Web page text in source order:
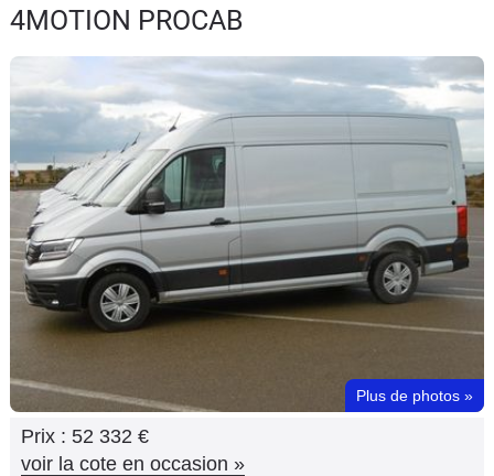
Guide
d'achat
Electriques
Utilitaires
Flottes
Auto
Services
Forum
Moto
Marques
4MOTION PROCAB
Plus de photos »
Prix : 52 332 €
voir la cote en occasion »